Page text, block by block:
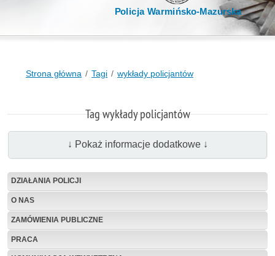
Policja Warmińsko-Mazurska
Strona główna Tagi wykłady policjantów
Tag wykłady policjantów
↓ Pokaż informacje dodatkowe ↓
DZIAŁANIA POLICJI
O NAS
ZAMÓWIENIA PUBLICZNE
PRACA